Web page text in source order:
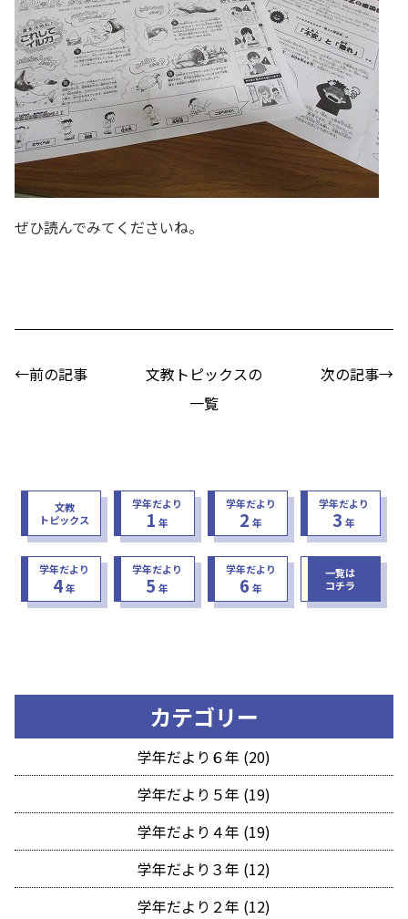
ぜひ読んでみてくださいね。
←前の記事
文教トピックスの
一覧
次の記事→
文教
トピックス
学年だより
1 年
学年だより
2 年
学年だより
3 年
学年だより
4年
学年だより
5 年
学年だより
6 年
一覧は
コチラ
カテゴリー
学年だより６年 (20)
学年だより５年 (19)
学年だより４年 (19)
学年だより３年 (12)
学年だより２年 (12)